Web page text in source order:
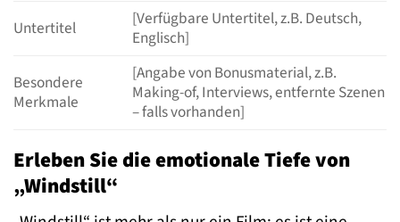
Untertitel
[Verfügbare Untertitel, z.B. Deutsch,
Englisch]
Besondere
Merkmale
[Angabe von Bonusmaterial, z.B.
Making-of, Interviews, entfernte Szenen
– falls vorhanden]
Erleben Sie die emotionale Tiefe von
„Windstill“